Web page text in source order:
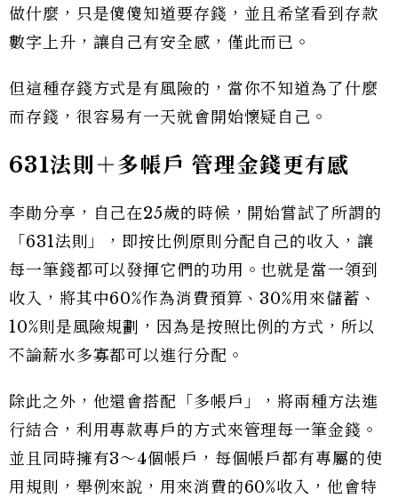
做什麼，只是傻傻知道要存錢，並且希望看到存款
數字上升，讓自己有安全感，僅此而已。
但這種存錢方式是有風險的，當你不知道為了什麼
而存錢，很容易有一天就會開始懷疑自己。
631法則＋多帳戶 管理金錢更有感
李勛分享，自己在25歲的時候，開始嘗試了所謂的
「631法則」，即按比例原則分配自己的收入，讓
每一筆錢都可以發揮它們的功用。也就是當一領到
收入，將其中60%作為消費預算、30%用來儲蓄、
10%則是風險規劃，因為是按照比例的方式，所以
不論薪水多寡都可以進行分配。
除此之外，他還會搭配「多帳戶」，將兩種方法進
行結合，利用專款專戶的方式來管理每一筆金錢。
並且同時擁有3～4個帳戶，每個帳戶都有專屬的使
用規則，舉例來說，用來消費的60%收入，他會特